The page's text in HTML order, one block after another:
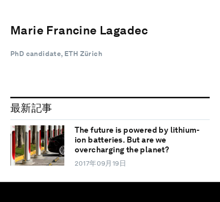
Marie Francine Lagadec
PhD candidate, ETH Zürich
最新記事
The future is powered by lithium-
ion batteries. But are we
overcharging the planet?
2017年09月19日